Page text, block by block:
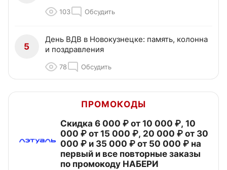
103 Обсудить
5
День ВДВ в Новокузнецке: память, колонна
и поздравления
78 Обсудить
ПРОМОКОДЫ
Скидка 6 000 ₽ от 10 000 ₽, 10
000 ₽ от 15 000 ₽, 20 000 ₽ от 30
000 ₽ и 35 000 ₽ от 50 000 ₽ на
первый и все повторные заказы
по промокоду НАБЕРИ